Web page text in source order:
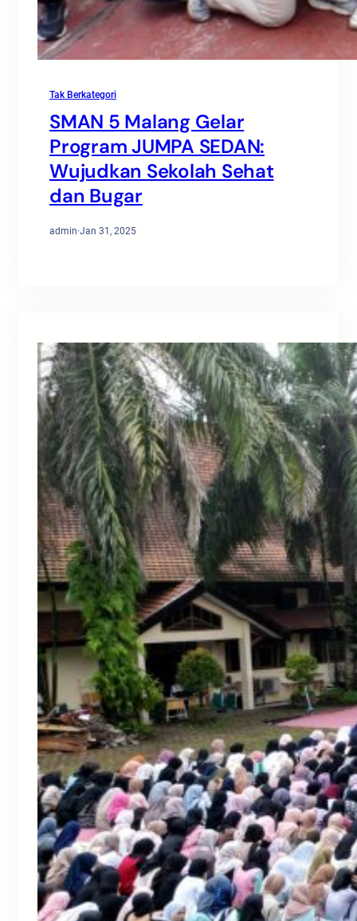
Tak Berkategori
SMAN 5 Malang Gelar
Program JUMPA SEDAN:
Wujudkan Sekolah Sehat
dan Bugar
admin·Jan 31, 2025